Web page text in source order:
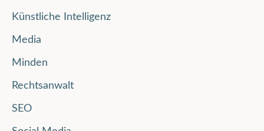
Künstliche Intelligenz
Media
Minden
Rechtsanwalt
SEO